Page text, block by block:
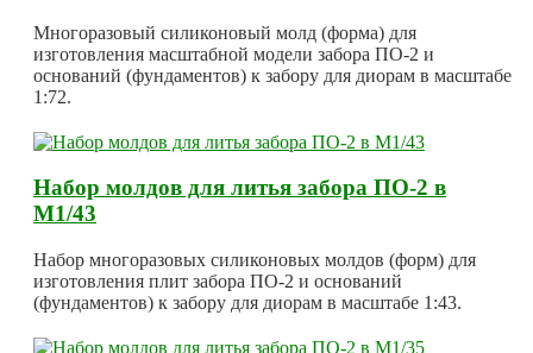
Многоразовый силиконовый молд (форма) для
изготовления масштабной модели забора ПО-2 и
оснований (фундаментов) к забору для диорам в масштабе
1:72.
Набор молдов для литья забора ПО-2 в
М1/43
Набор многоразовых силиконовых молдов (форм) для
изготовления плит забора ПО-2 и оснований
(фундаментов) к забору для диорам в масштабе 1:43.